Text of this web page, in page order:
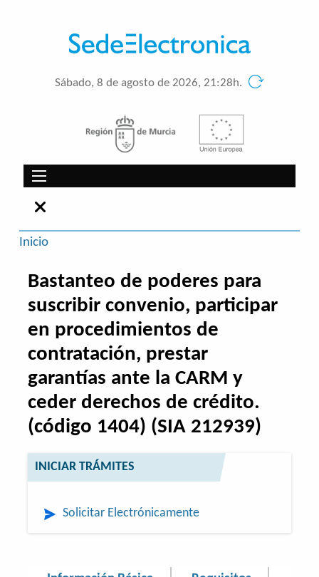
Sábado, 8 de agosto de 2026, 21:28h.
Inicio
Bastanteo de poderes para
suscribir convenio, participar
en procedimientos de
contratación, prestar
garantías ante la CARM y
ceder derechos de crédito.
(código 1404) (SIA 212939)
INICIAR TRÁMITES
Solicitar Electrónicamente